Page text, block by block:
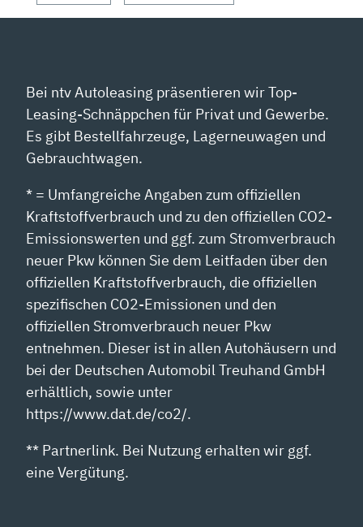
|
ANZEIGEN
Bei ntv Autoleasing präsentieren wir Top-
Leasing-Schnäppchen für Privat und Gewerbe.
Es gibt Bestellfahrzeuge, Lagerneuwagen und
Gebrauchtwagen.
* = Umfangreiche Angaben zum offiziellen
Kraftstoffverbrauch und zu den offiziellen CO2-
Emissionswerten und ggf. zum Stromverbrauch
neuer Pkw können Sie dem Leitfaden über den
offiziellen Kraftstoffverbrauch, die offiziellen
spezifischen CO2-Emissionen und den
offiziellen Stromverbrauch neuer Pkw
entnehmen. Dieser ist in allen Autohäusern und
bei der Deutschen Automobil Treuhand GmbH
erhältlich, sowie unter
https://www.dat.de/co2/.
** Partnerlink. Bei Nutzung erhalten wir ggf.
eine Vergütung.